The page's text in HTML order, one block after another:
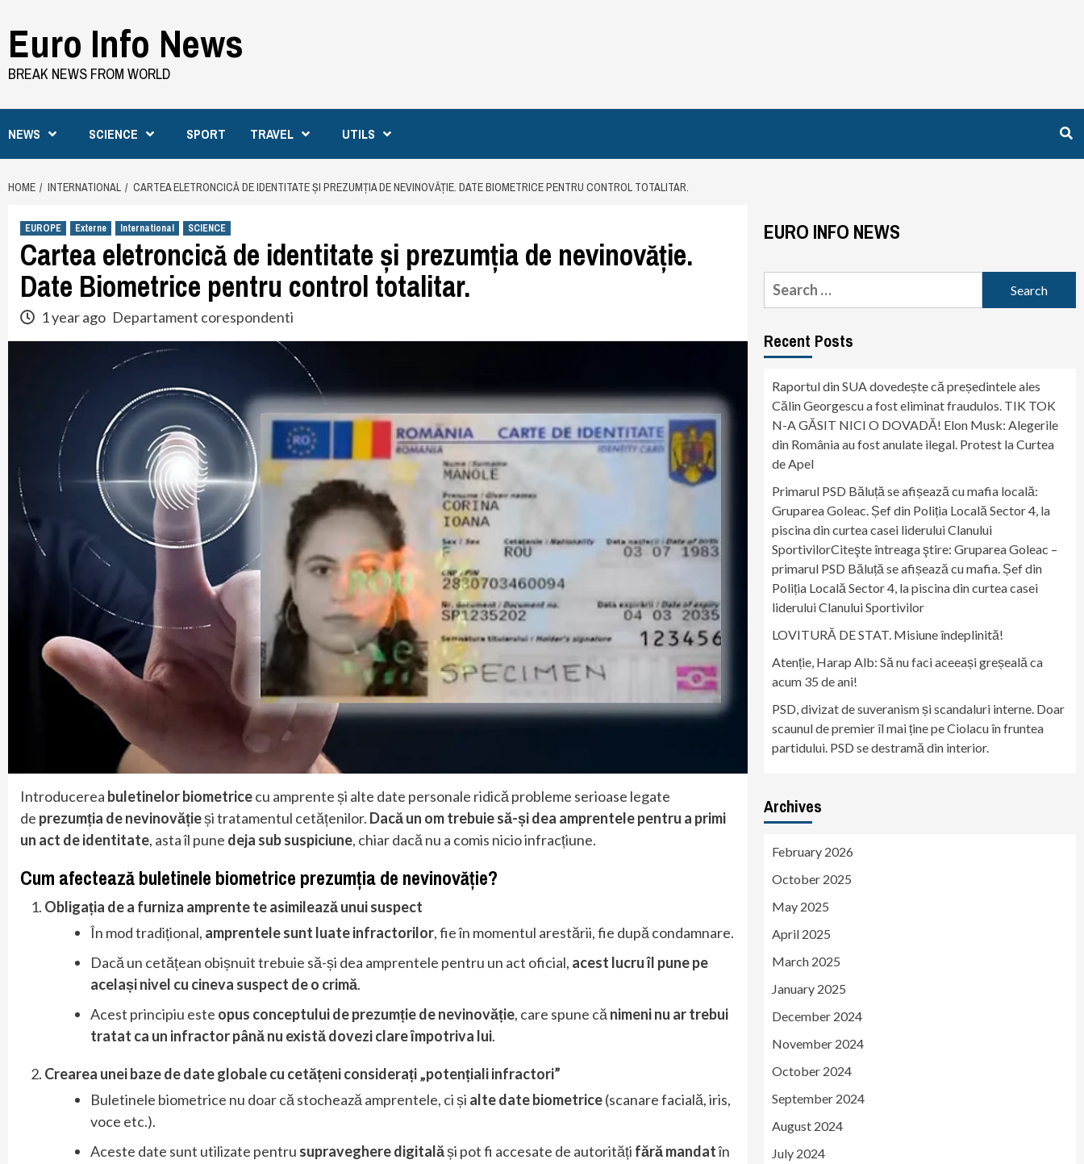
to
content
Euro Info News
BREAK NEWS FROM WORLD
NEWS SCIENCE SPORT TRAVEL UTILS
HOME INTERNATIONAL CARTEA ELETRONCICĂ DE IDENTITATE ȘI PREZUMȚIA DE NEVINOVĂȚIE. DATE BIOMETRICE PENTRU CONTROL TOTALITAR.
EUROPE Externe International SCIENCE
Cartea eletroncică de identitate și prezumția de nevinovăție.
Date Biometrice pentru control totalitar.
1 year ago Departament corespondenti
Introducerea buletinelor biometricecu amprente și alte date personale ridică probleme serioase legate
de prezumția de nevinovățieși tratamentul cetățenilor. Dacă un om trebuie să-și dea amprentele pentru a primi
un act de identitate, asta îl pune deja sub suspiciune, chiar dacă nu a comis nicio infracțiune.
Cum afectează buletinele biometrice prezumția de nevinovăție?
Obligația de a furniza amprente te asimilează unui suspect
În mod tradițional, amprentele sunt luate infractorilor, fie în momentul arestării, fie după condamnare.
Dacă un cetățean obișnuit trebuie să-și dea amprentele pentru un act oficial, acest lucru îl pune pe
același nivel cu cineva suspect de o crimă.
Acest principiu este opus conceptului de prezumție de nevinovăție, care spune că nimeni nu ar trebui
tratat ca un infractor până nu există dovezi clare împotriva lui.
Crearea unei baze de date globale cu cetățeni considerați „potențiali infractori”
Buletinele biometrice nu doar că stochează amprentele, ci și alte date biometrice(scanare facială, iris,
voce etc.).
Aceste date sunt utilizate pentru supraveghere digitalăși pot fi accesate de autorități fără mandatîn
EURO INFO NEWS
Search
for:
Recent Posts
Raportul din SUA dovedește că președintele ales
Călin Georgescu a fost eliminat fraudulos. TIK TOK
N-A GĂSIT NICI O DOVADĂ! Elon Musk: Alegerile
din România au fost anulate ilegal. Protest la Curtea
de Apel
Primarul PSD Băluță se afișează cu mafia locală:
Gruparea Goleac. Șef din Poliția Locală Sector 4, la
piscina din curtea casei liderului Clanului
SportivilorCiteşte întreaga ştire: Gruparea Goleac –
primarul PSD Băluță se afișează cu mafia. Șef din
Poliția Locală Sector 4, la piscina din curtea casei
liderului Clanului Sportivilor
LOVITURĂ DE STAT. Misiune îndeplinită!
Atenție, Harap Alb: Să nu faci aceeași greșeală ca
acum 35 de ani!
PSD, divizat de suveranism și scandaluri interne. Doar
scaunul de premier îl mai ține pe Ciolacu în fruntea
partidului. PSD se destramă din interior.
Archives
February 2026
October 2025
May 2025
April 2025
March 2025
January 2025
December 2024
November 2024
October 2024
September 2024
August 2024
July 2024